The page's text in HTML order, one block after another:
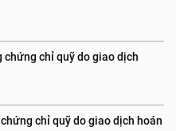
chứng chỉ quỹ do giao dịch
chỉ quỹ do giao dịch hoán